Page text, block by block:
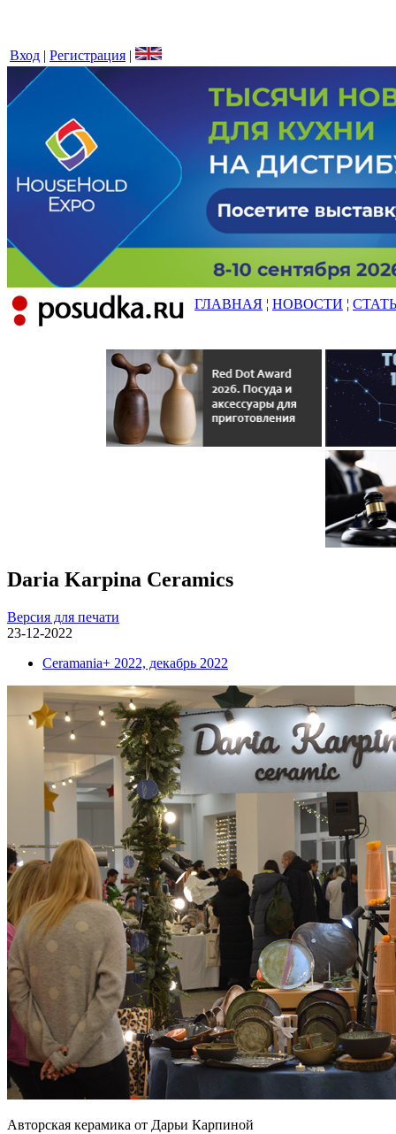
Вход | Регистрация |
ГЛАВНАЯ ¦ НОВОСТИ ¦
Daria Karpina Ceramics
Версия для печати
23-12-2022
Ceramania+ 2022, декабрь 2022
Авторская керамика от Дарьи Карпиной